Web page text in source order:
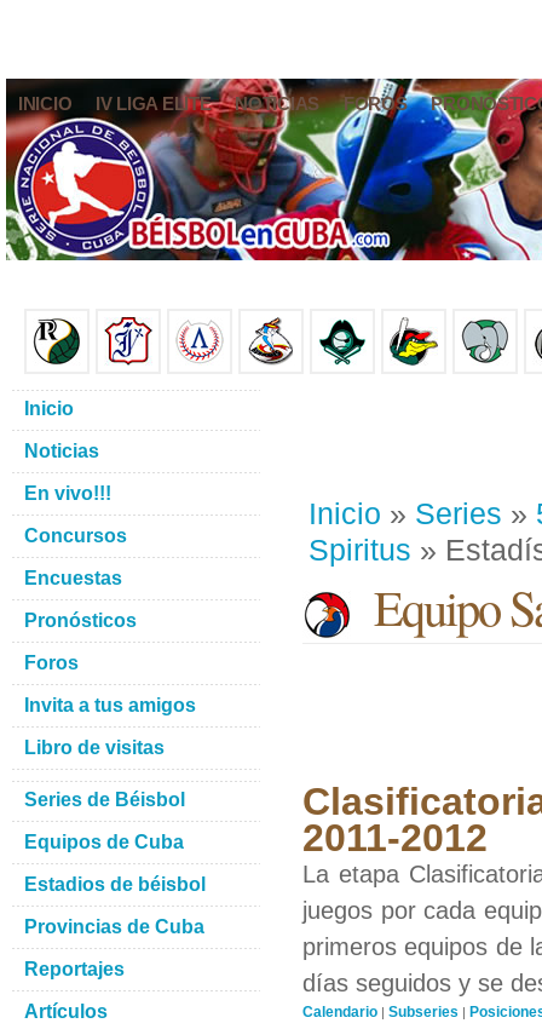
INICIO IV LIGA ELITE NOTICIAS FOROS
Inicio » Series »
Spiritus »
Equipo
2011-2012
La etapa
juegos por cada
primeros equipos de
días seguidos y se
Calendario | Subseries |
Inicio
Noticias
En vivo!!!
Concursos
Encuestas
Pronósticos
Foros
Invita a tus amigos
Libro de visitas
Series de Béisbol
Equipos de Cuba
Estadios de béisbol
Provincias de Cuba
Reportajes
Artículos